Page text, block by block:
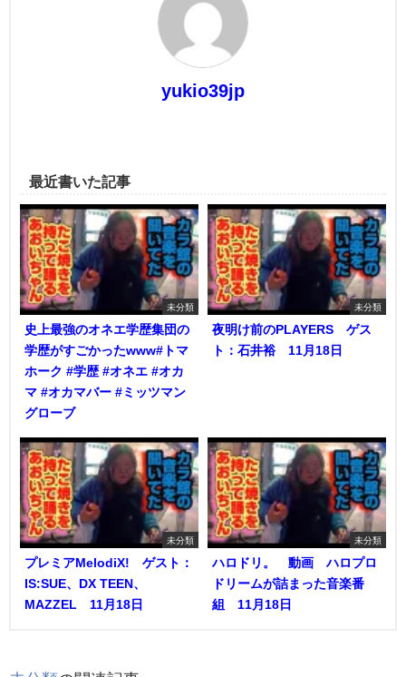
yukio39jp
最近書いた記事
未分類
史上最強のオネエ学歴集団の
学歴がすごかったwww#トマ
ホーク #学歴 #オネエ #オカ
マ #オカマバー #ミッツマン
グローブ
未分類
夜明け前のPLAYERS ゲス
ト：石井裕 11月18日
未分類
プレミアMelodiX! ゲスト：
IS:SUE、DX TEEN、
MAZZEL 11月18日
未分類
ハロドリ。 動画 ハロプロ
ドリームが詰まった音楽番
組 11月18日